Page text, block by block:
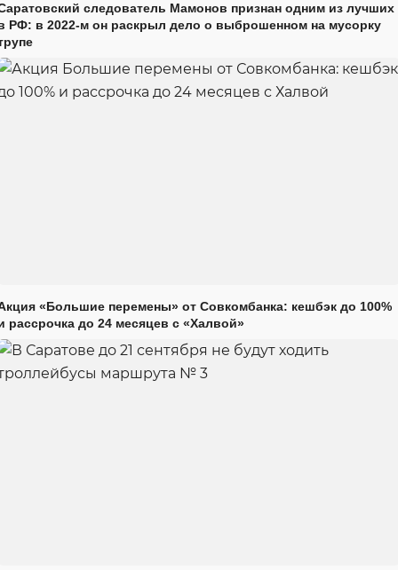
следователь Мамонов признан одним из лучших
РФ: в 2022-м он раскрыл дело о выброшенном на мусорку
«Большие перемены» от Совкомбанка: кешбэк до 100%
рассрочка до 24 месяцев с «Халвой»